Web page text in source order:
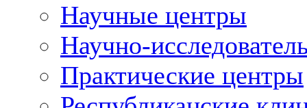
Научные центры
Научно-
Практические центры